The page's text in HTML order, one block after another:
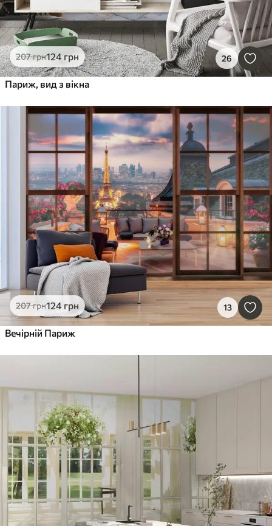
207грн124 грн 26
Париж, вид з вікна
207грн124 грн 13
Вечірній Париж